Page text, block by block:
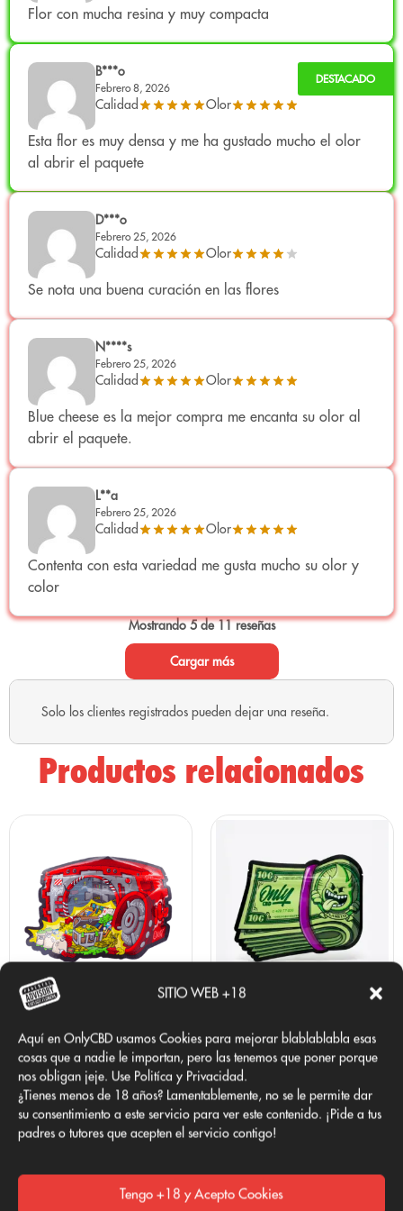
SITIO WEB +18
Aquí en OnlyCBD usamos Cookies para mejorar blablablabla esas
cosas que a nadie le importan, pero las tenemos que poner porque
nos obligan jeje. Use Politíca y Privacidad.
¿Tienes menos de 18 años? Lamentablemente, no se le permite dar
su consentimiento a este servicio para ver este contenido. ¡Pide a tus
padres o tutores que acepten el servicio contigo!
Tengo +18 y Acepto Cookies
terpenos y una estructura resinosa estable.
Cáñamo industrial certificado libre de pesticidas.
Genética y carácter
Variedad resultante de la combinación
Kush.
Cheese:
OG Kush:
terrosas y cítricas.
Genética técnica (semilla certificada):Carmagnola.
Perfil adaptado a estándares legales europeos
manteniendo fidelidad aromática.
Uso legal
Producto de cáñamo industrial procedente de semilla
certificada.
THC:<0,3%(límite legal europeo).
CBD: <10%.
Destinado exclusivamente a coleccionismo y
aromaterapia.
Prohibido su consumo.
Cumple con la normativa europea vigente. Certificados
deanálisis disponibles por lote
en la sección
Formatos Disponibles
Los formatos disponibles
catálogo actualizado de Only CBD
Blue Cheese CBD5G
Blue Cheese CBD25G
Blue Cheese CBD50G
Blue Cheese CBD100G
Opiniones del Blue Cheese CBD
“Es abrir la bolsa y huele a queso de verdad. Muy potente para ser
CBD.”
“Tiene ese toque skunk antiguo que buscaba. Diferente a las
afrutadas.”
Flor con mucha resina y muy compacta
B***o
Febrero 8, 2026
Calidad Olor
Esta flor es muy densa y me ha gustado mucho el olor
al abrir el paquete
D***o
Febrero 25, 2026
Calidad Olor
Se nota una buena curación en las flores
N****s
Febrero 25, 2026
Calidad Olor
Blue cheese es la mejor compra me encanta su olor al
abrir el paquete.
L**a
Febrero 25, 2026
Calidad Olor
Contenta con esta variedad me gusta mucho su olor y
color
Mostrando 5 de 11 reseñas
Cargar más
Solo los clientes registrados pueden dejar una reseña.
Productos relacionados
Desde 2€/g
20G
Ver más
Desde 0,9€/g
Ver más